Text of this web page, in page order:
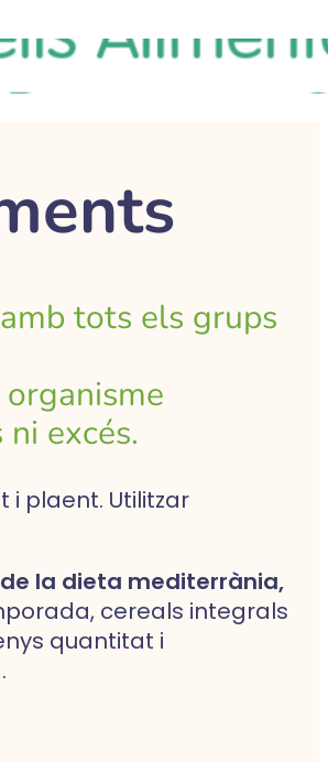
tots els grups
excés.
i plaent. Utilitzar
la dieta mediterrània,
cereals integrals
quantitat i